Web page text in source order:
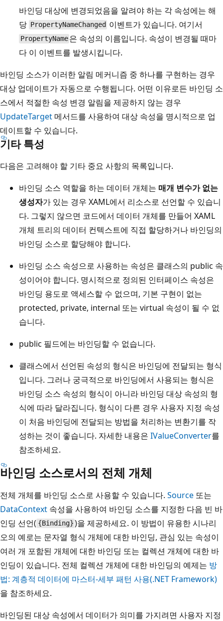
바인딩 대상에 변경되었음을 알려야 하는 각 속성에는 해
당 PropertyNameChanged 이벤트가 있습니다. 여기서
PropertyName 은 속성의 이름입니다. 속성이 변경될 때마
다 이 이벤트를 발생시킵니다.
바인딩 소스가 이러한 알림 메커니즘 중 하나를 구현하는 경우
대상 업데이트가 자동으로 수행됩니다. 어떤 이유로든 바인딩 소
스에서 적절한 속성 변경 알림을 제공하지 않는 경우
UpdateTarget 메서드를 사용하여 대상 속성을 명시적으로 업
데이트할 수 있습니다.
기타 특성
다음은 고려해야 할 기타 중요 사항의 목록입니다.
바인딩 소스 역할을 하는 데이터 개체는 매개 변수가 없는
생성자가 있는 경우 XAML에서 리소스로 선언할 수 있습니
다. 그렇지 않으면 코드에서 데이터 개체를 만들어 XAML
개체 트리의 데이터 컨텍스트에 직접 할당하거나 바인딩의
바인딩 소스로 할당해야 합니다.
바인딩 소스 속성으로 사용하는 속성은 클래스의 public 속
성이어야 합니다. 명시적으로 정의된 인터페이스 속성은
바인딩 용도로 액세스할 수 없으며, 기본 구현이 없는
protected, private, internal 또는 virtual 속성이 될 수 없
습니다.
public 필드에는 바인딩할 수 없습니다.
클래스에서 선언된 속성의 형식은 바인딩에 전달되는 형식
입니다. 그러나 궁극적으로 바인딩에서 사용되는 형식은
바인딩 소스 속성의 형식이 아니라 바인딩 대상 속성의 형
식에 따라 달라집니다. 형식이 다른 경우 사용자 지정 속성
이 처음 바인딩에 전달되는 방법을 처리하는 변환기를 작
성하는 것이 좋습니다. 자세한 내용은 IValueConverter를
참조하세요.
바인딩 소스로서의 전체 개체
전체 개체를 바인딩 소스로 사용할 수 있습니다. Source 또는
DataContext 속성을 사용하여 바인딩 소스를 지정한 다음 빈 바
인딩 선언( {Binding} )을 제공하세요. 이 방법이 유용한 시나리
오의 예로는 문자열 형식 개체에 대한 바인딩, 관심 있는 속성이
여러 개 포함된 개체에 대한 바인딩 또는 컬렉션 개체에 대한 바
인딩이 있습니다. 전체 컬렉션 개체에 대한 바인딩의 예제는 방
법: 계층적 데이터에 마스터-세부 패턴 사용(.NET Framework)
을 참조하세요.
바인딩된 대상 속성에서 데이터가 의미를 가지려면 사용자 지정